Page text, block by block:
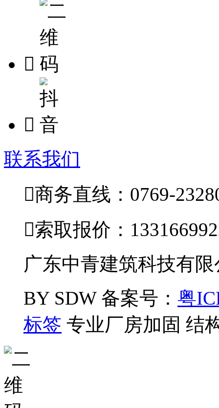


联系我们
商务直线：0769-
索取报价：
广东中青建筑科技有
BY SDW备案号： 粤
标签 专业厂房加固 结